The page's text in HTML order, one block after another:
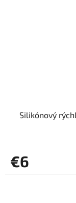
Silikónový
€6